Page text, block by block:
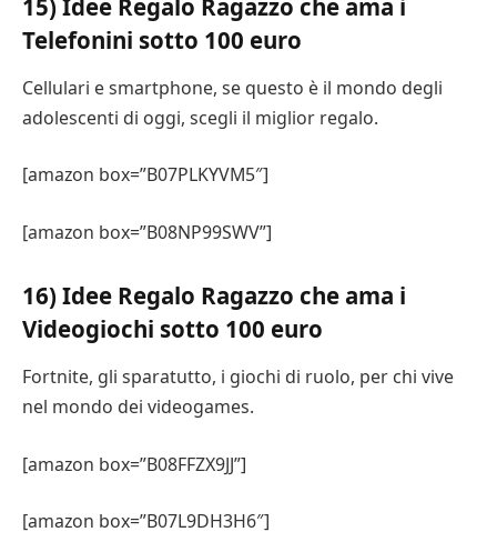
Telefonini sotto 100 euro
Cellulari e smartphone, se questo è il mondo degli
adolescenti di oggi, scegli il miglior regalo.
[amazon box=”B07PLKYVM5″]
[amazon box=”B08NP99SWV”]
16) Idee Regalo Ragazzo che ama i
Videogiochi sotto 100 euro
Fortnite, gli sparatutto, i giochi di ruolo, per chi vive
nel mondo dei videogames.
[amazon box=”B08FFZX9JJ”]
[amazon box=”B07L9DH3H6″]